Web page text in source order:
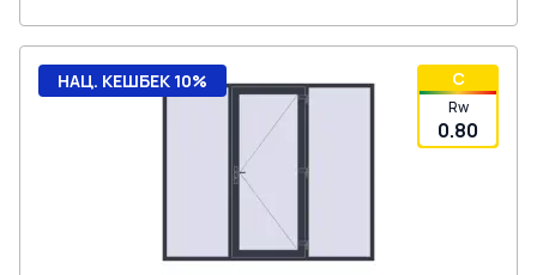
C
Rw
0.80
НАЦ. КЕШБЕК 10%